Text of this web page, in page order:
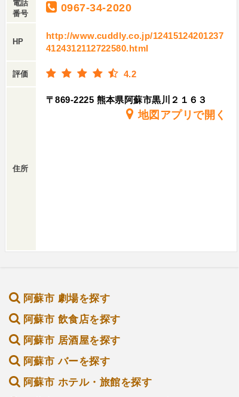
電話
番号
0967-34-2020
HP
http://www.cuddly.co.jp/12415124201237
4124312112722580.html
評価 4.2
住所
〒869-2225 熊本県阿蘇市黒川２１６３
地図アプリで開く
阿蘇市 劇場を探す
阿蘇市 飲食店を探す
阿蘇市 居酒屋を探す
阿蘇市 バーを探す
阿蘇市 ホテル・旅館を探す